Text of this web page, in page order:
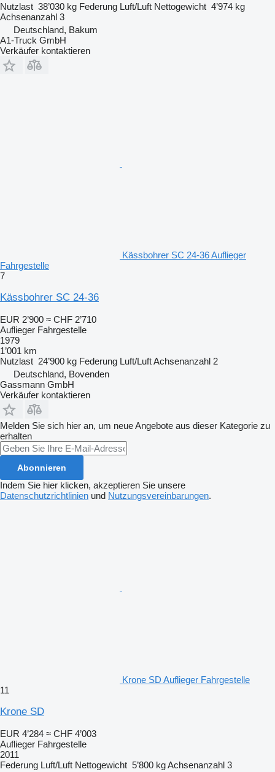
Nutzlast 38’030 kg Federung Luft/Luft Nettogewicht 4’974 kg
Achsenanzahl 3
Deutschland, Bakum
A1-Truck GmbH
Verkäufer kontaktieren
Kässbohrer SC 24-36 Auflieger
Fahrgestelle
7
Kässbohrer SC 24-36
EUR 2’900 ≈ CHF 2’710
Auflieger Fahrgestelle
1979
1’001 km
Nutzlast 24’900 kg Federung Luft/LuftAchsenanzahl 2
Deutschland, Bovenden
Gassmann GmbH
Verkäufer kontaktieren
Melden Sie sich hier an, um neue Angebote aus dieser Kategorie zu
erhalten
Abonnieren
Indem Sie hier klicken, akzeptieren Sie unsere
Datenschutzrichtlinien und Nutzungsvereinbarungen.
Krone SD Auflieger Fahrgestelle
11
Krone SD
EUR 4’284 ≈ CHF 4’003
Auflieger Fahrgestelle
2011
Federung Luft/Luft Nettogewicht 5’800 kgAchsenanzahl 3